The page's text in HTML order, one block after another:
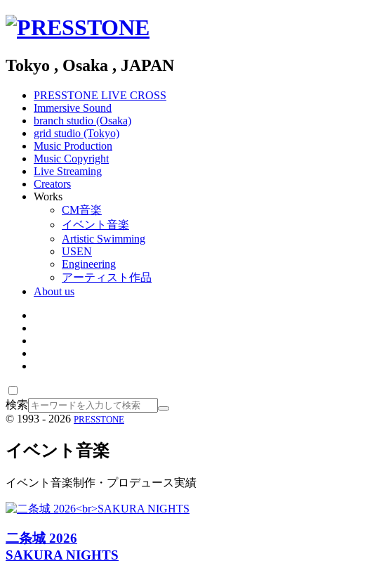
Tokyo , Osaka , JAPAN
PRESSTONE LIVE CROSS
Immersive Sound
branch studio (Osaka)
grid studio (Tokyo)
Music Production
Music Copyright
Live Streaming
Creators
Works
CM音楽
イベント音楽
Artistic Swimming
USEN
Engineering
アーティスト作品
About us
検索
© 1993 - 2026 PRESSTONE
イベント音楽
イベント音楽制作・プロデュース実績
二条城 2026
SAKURA NIGHTS